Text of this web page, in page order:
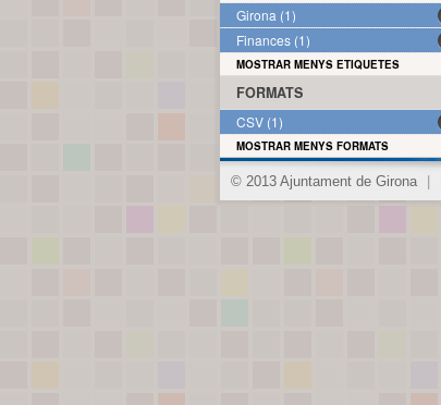
Girona (1)
Finances (1)
MOSTRAR MENYS ETIQUETES
FORMATS
CSV (1)
MOSTRAR MENYS FORMATS
© 2013 Ajuntament de Girona